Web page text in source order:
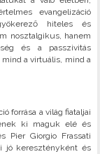
evangelizáció
hiteles és
nosztalgikus, hanem
és a passzivitás
a virtuális, mind a
forrása a világ fiataljai
ki maguk elé és
Pier Giorgio Frassati
jó keresztényként és